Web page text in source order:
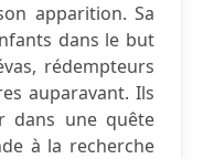
apparition. Sa
dans le but
rédempteurs
auparavant. Ils
dans une quête
à la recherche